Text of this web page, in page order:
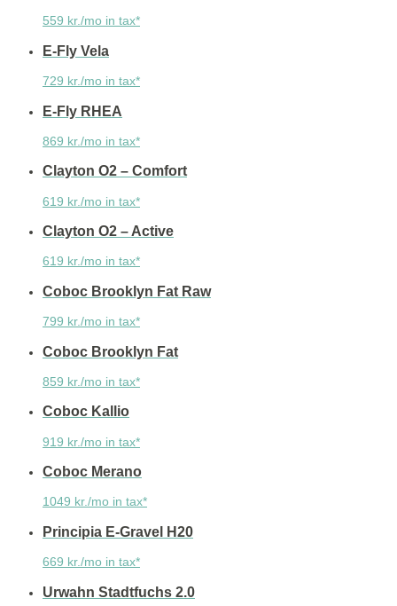
559 kr./mo in tax*
E-Fly Vela
729 kr./mo in tax*
E-Fly RHEA
869 kr./mo in tax*
Clayton O2 – Comfort
619 kr./mo in tax*
Clayton O2 – Active
619 kr./mo in tax*
Coboc Brooklyn Fat Raw
799 kr./mo in tax*
Coboc Brooklyn Fat
859 kr./mo in tax*
Coboc Kallio
919 kr./mo in tax*
Coboc Merano
1049 kr./mo in tax*
Principia E-Gravel H20
669 kr./mo in tax*
Urwahn Stadtfuchs 2.0